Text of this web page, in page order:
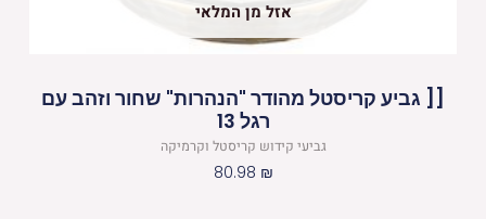
אזל מן המלאי
[[ גביע קריסטל מהודר "הנהרות" שחור וזהב עם
רגל 13
גביעי קידוש קריסטל וקרמיקה
80.98 ₪